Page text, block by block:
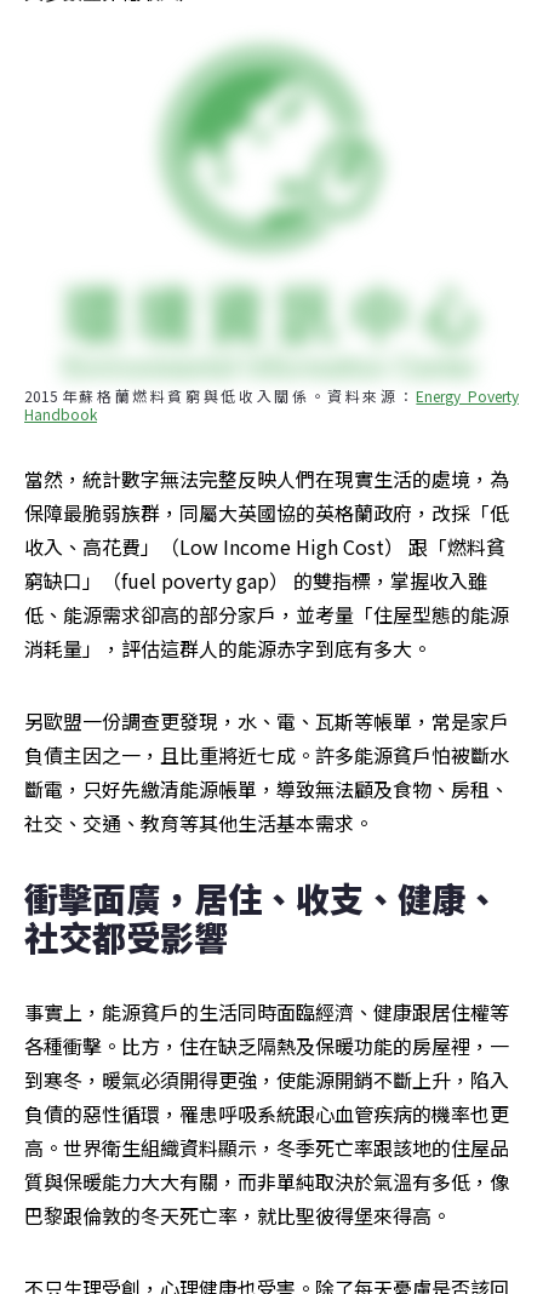
2015年蘇格蘭燃料貧窮與低收入關係。資料來源：Energy Poverty
Handbook
當然，統計數字無法完整反映人們在現實生活的處境，為
保障最脆弱族群，同屬大英國協的英格蘭政府，改採「低
收入、高花費」（Low Income High Cost） 跟「燃料貧
窮缺口」（fuel poverty gap） 的雙指標，掌握收入雖
低、能源需求卻高的部分家戶，並考量「住屋型態的能源
消耗量」，評估這群人的能源赤字到底有多大。
另歐盟一份調查更發現，水、電、瓦斯等帳單，常是家戶
負債主因之一，且比重將近七成。許多能源貧戶怕被斷水
斷電，只好先繳清能源帳單，導致無法顧及食物、房租、
社交、交通、教育等其他生活基本需求。
衝擊面廣，居住、收支、健康、
社交都受影響
事實上，能源貧戶的生活同時面臨經濟、健康跟居住權等
各種衝擊。比方，住在缺乏隔熱及保暖功能的房屋裡，一
到寒冬，暖氣必須開得更強，使能源開銷不斷上升，陷入
負債的惡性循環，罹患呼吸系統跟心血管疾病的機率也更
高。世界衛生組織資料顯示，冬季死亡率跟該地的住屋品
質與保暖能力大大有關，而非單純取決於氣溫有多低，像
巴黎跟倫敦的冬天死亡率，就比聖彼得堡來得高。
不只生理受創，心理健康也受害。除了每天憂慮是否該回